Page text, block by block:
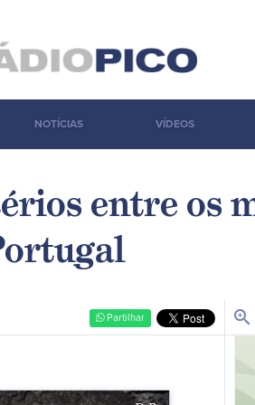
NOTÍCIAS VÍDEOS
entre os
Partilhar zoom_in